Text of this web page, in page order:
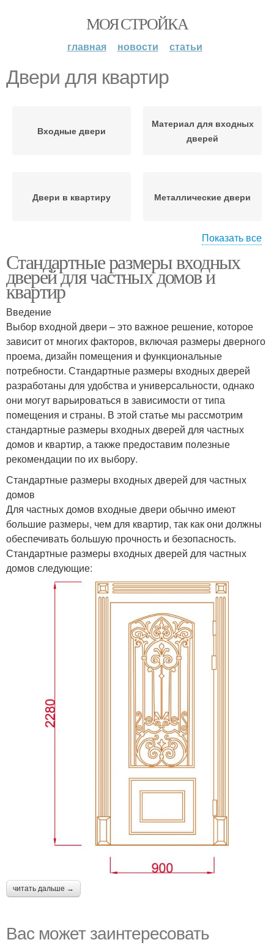
МОЯ СТРОЙКА
главная новости статьи
Двери для квартир
Входные двери
Материал для входных
дверей
Двери в квартиру Металлические двери
квартиры
Дверь в цвет
Двери с элементами
Показать все
Стандартные размеры входных
дверей для частных домов и
квартир
Введение
Выбор входной двери – это важное решение, которое
зависит от многих факторов, включая размеры дверного
проема, дизайн помещения и функциональные
потребности. Стандартные размеры входных дверей
разработаны для удобства и универсальности, однако
они могут варьироваться в зависимости от типа
помещения и страны. В этой статье мы рассмотрим
стандартные размеры входных дверей для частных
домов и квартир, а также предоставим полезные
рекомендации по их выбору.
Стандартные размеры входных дверей для частных
домов
Для частных домов входные двери обычно имеют
большие размеры, чем для квартир, так как они должны
обеспечивать большую прочность и безопасность.
Стандартные размеры входных дверей для частных
домов следующие:
читать дальше →
Вас может заинтересовать